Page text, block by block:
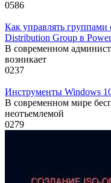
0586
Как управлять
Distribution Group в
В современном
возникает
0237
Инструменты Windows
В современном мире
неотъемлемой
0279